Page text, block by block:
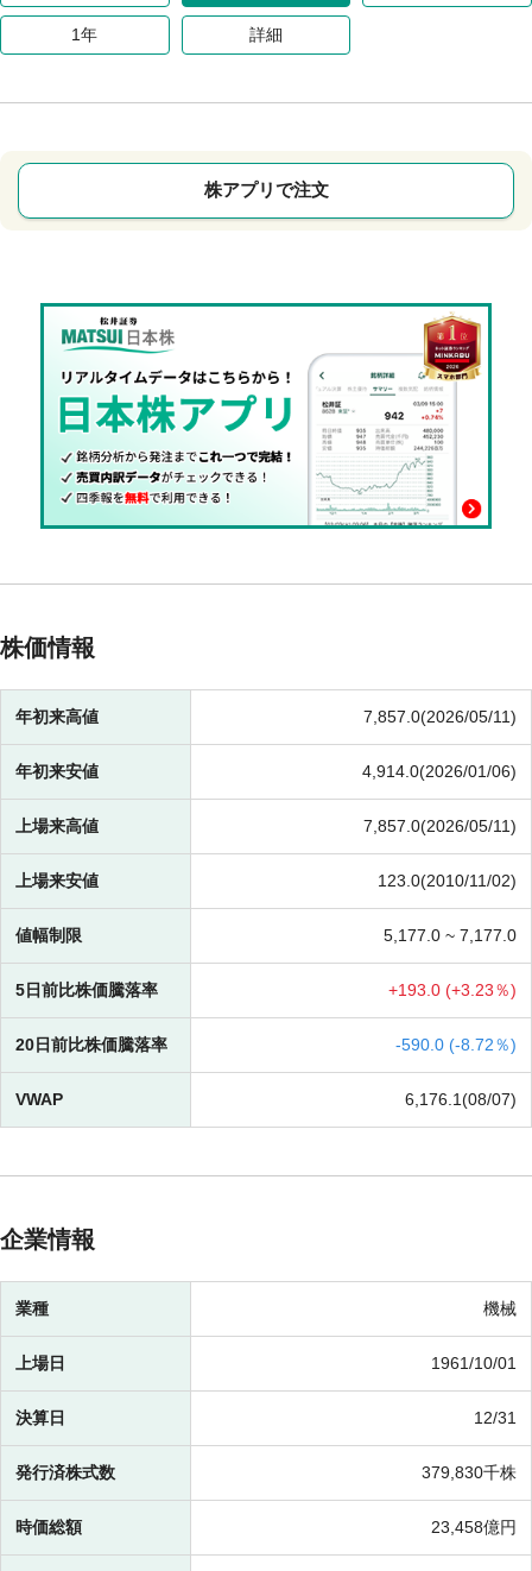
1年 詳細
株アプリで注文
株価情報
年初来高値 7,857.0(2026/05/11)
年初来安値 4,914.0(2026/01/06)
上場来高値 7,857.0(2026/05/11)
上場来安値 123.0(2010/11/02)
値幅制限 5,177.0 ~ 7,177.0
5日前比株価騰落率 +193.0 (+3.23％)
20日前比株価騰落率 -590.0 (-8.72％)
VWAP 6,176.1(08/07)
企業情報
業種 機械
上場日 1961/10/01
決算日 12/31
発行済株式数 379,830千株
時価総額 23,458億円